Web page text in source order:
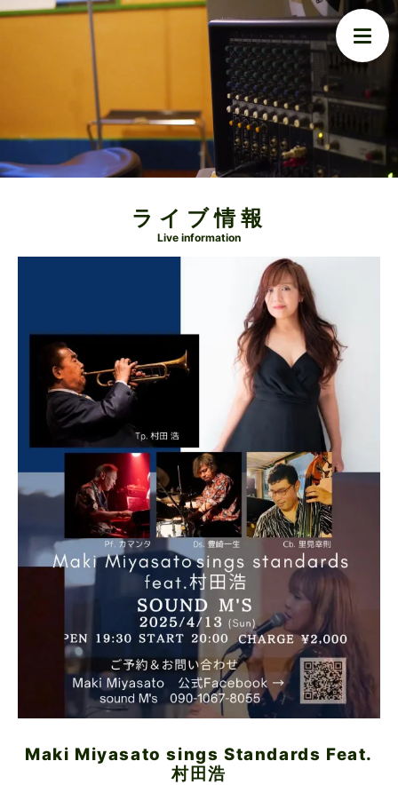
ライブ情報
Live information
Maki Miyasato sings Standards Feat.
村田浩